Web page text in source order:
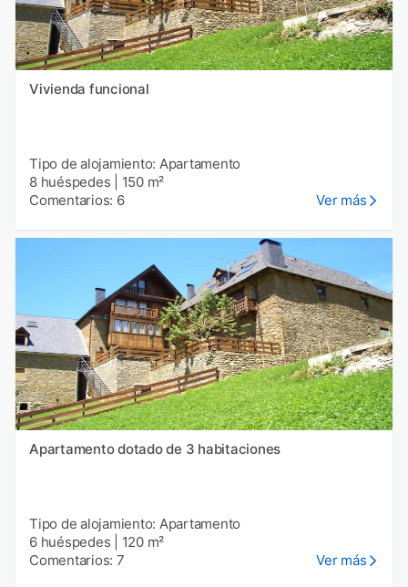
Vivienda funcional
Tipo de alojamiento: Apartamento
8 huéspedes
150 m²
Comentarios: 6
Ver más
Apartamento dotado de 3 habitaciones
Tipo de alojamiento: Apartamento
6 huéspedes
120 m²
Comentarios: 7
Ver más